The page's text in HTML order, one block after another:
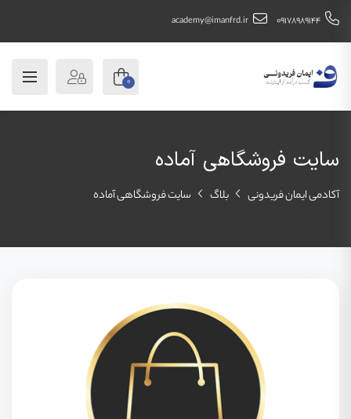
09178989144
academy@imanfrd.ir
0
سایت فروشگاهی آماده
آکادمی ایمان فریدونی بلاگ سایت فروشگاهی آماده